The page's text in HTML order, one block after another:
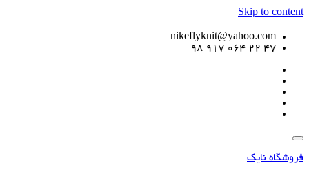
Skip to content
nikeflyknit@yahoo.com
47 22 064 917 98
فروشگاه نایک